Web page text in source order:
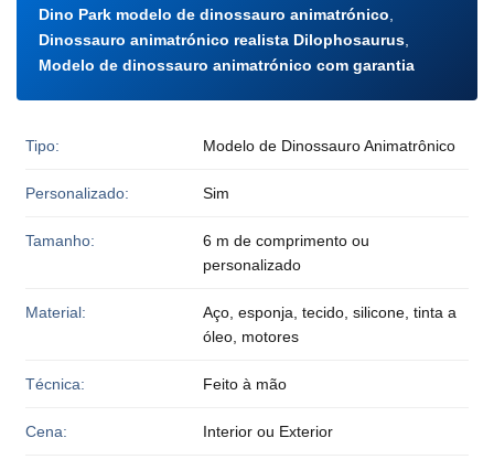
Dino Park modelo de dinossauro animatrónico
Dinossauro animatrónico realista Dilophosaurus
Modelo de dinossauro animatrónico com garantia
Tipo: Modelo de Dinossauro Animatrônico
Personalizado: Sim
Tamanho:
6 m de comprimento ou
personalizado
Material:
Aço, esponja, tecido, silicone, tinta a
óleo, motores
Técnica: Feito à mão
Cena: Interior ou Exterior